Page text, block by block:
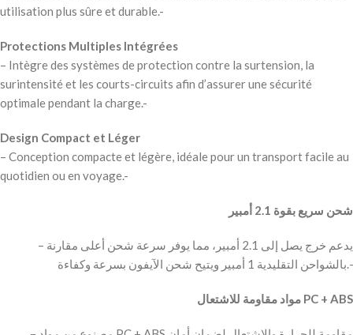
utilisation plus sûre et durable.-
Protections Multiples Intégrées
– Intègre des systèmes de protection contre la surtension, la
surintensité et les courts-circuits afin d’assurer une sécurité
optimale pendant la charge.-
Design Compact et Léger
– Conception compacte et légère, idéale pour un transport facile au
quotidien ou en voyage.-
شحن سريع بقوة 2.1 أمبير
– يدعم خرج يصل إلى 2.1 أمبير، مما يوفر سرعة شحن أعلى مقارنة
بالشواحن التقليدية 1 أمبير ويتيح شحن الآيفون بسرعة وكفاءة.-
مواد مقاومة للاشتعال PC + ABS